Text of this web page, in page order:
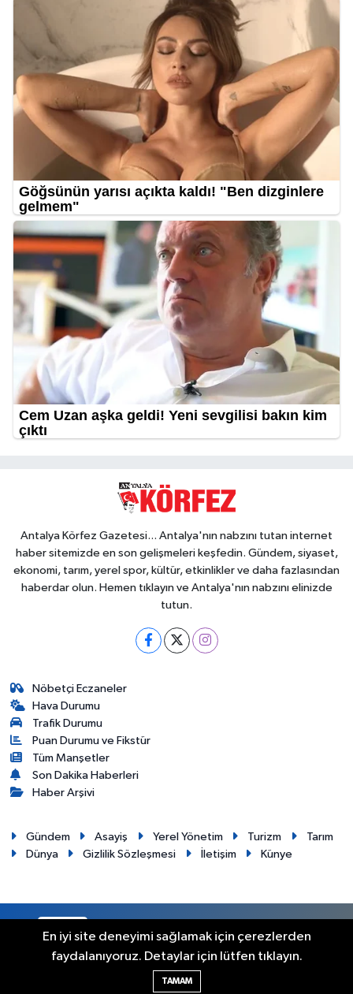
Antalya Körfez Gazetesi... Antalya'nın nabzını tutan internet
haber sitemizde en son gelişmeleri keşfedin. Gündem, siyaset,
ekonomi, tarım, yerel spor, kültür, etkinlikler ve daha fazlasından
haberdar olun. Hemen tıklayın ve Antalya'nın nabzını elinizde
tutun.
Nöbetçi Eczaneler
Hava Durumu
Trafik Durumu
Puan Durumu ve Fikstür
Tüm Manşetler
Son Dakika Haberleri
Haber Arşivi
Gündem Asayiş Yerel Yönetim Turizm
Tarım
Dünya
Gizlilik Sözleşmesi İletişim Künye
Haber Yazılımı:
En iyi site deneyimi sağlamak için çerezlerden
faydalanıyoruz. Detaylar için lütfen tıklayın.
TAMAM